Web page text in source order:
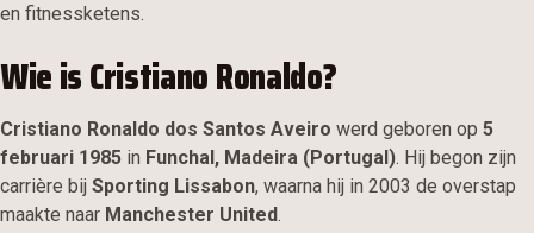
en fitnessketens.
Wie is Cristiano Ronaldo?
Cristiano Ronaldo dos Santos Aveiro werd geboren op 5
februari 1985 in Funchal, Madeira (Portugal). Hij begon zijn
carrière bij Sporting Lissabon, waarna hij in 2003 de overstap
maakte naar Manchester United.